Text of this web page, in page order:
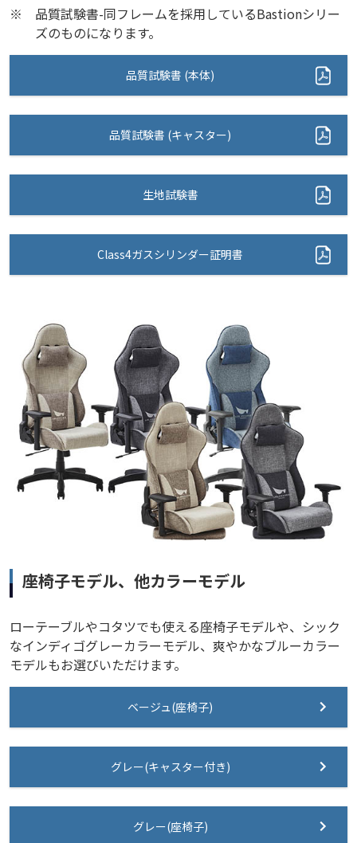
※
品質試験書-同フレームを採用しているBastionシリー
ズのものになります。
品質試験書 (本体)
品質試験書 (キャスター)
生地試験書
Class4ガスシリンダー証明書
座椅子モデル、他カラーモデル
ローテーブルやコタツでも使える座椅子モデルや、シック
なインディゴグレーカラーモデル、爽やかなブルーカラー
モデルもお選びいただけます。
ベージュ(座椅子)
グレー(キャスター付き)
グレー(座椅子)